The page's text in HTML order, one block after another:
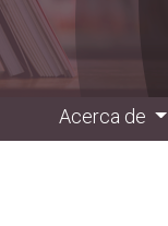
Acerca de